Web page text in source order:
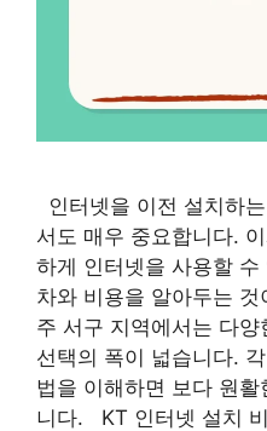
인터넷을 이전 설치하
서도 매우 중요합니다.
하게 인터넷을 사용할
차와 비용을 알아두는
주 서구 지역에서는 다
선택의 폭이 넓습니다.
법을 이해하면 보다 원
니다. KT 인터넷 설치